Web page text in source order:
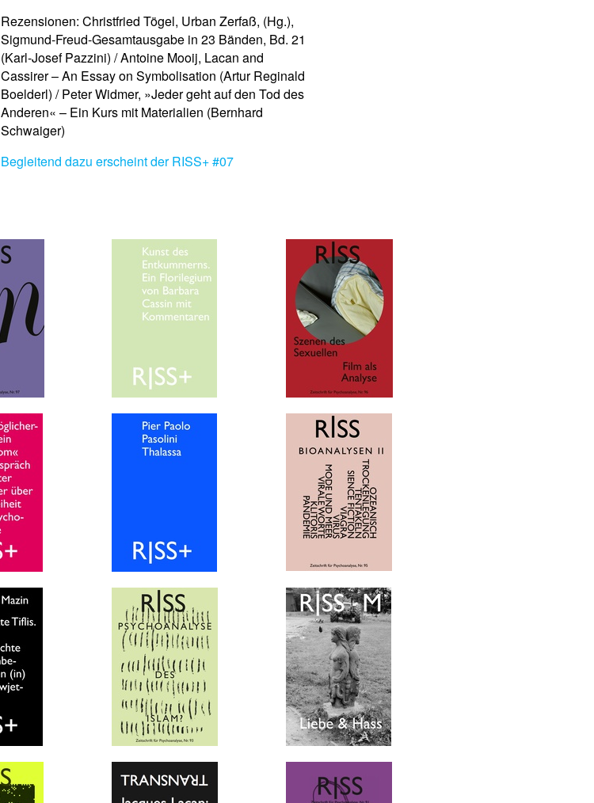
Rezensionen: Christfried Tögel, Urban Zerfaß, (Hg.),
Sigmund-Freud-Gesamtausgabe in 23 Bänden, Bd. 21
(Karl-Josef Pazzini) / Antoine Mooij, Lacan and
Cassirer – An Essay on Symbolisation (Artur Reginald
Boelderl) / Peter Widmer, »Jeder geht auf den Tod des
Anderen« – Ein Kurs mit Materialien (Bernhard
Schwaiger)
Begleitend dazu erscheint der RISS+ #07